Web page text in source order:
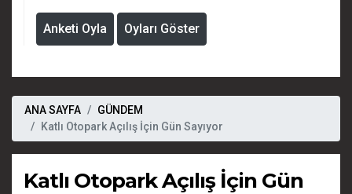
Anketi Oyla Oyları Göster
ANA SAYFA
GÜNDEM
Katlı Otopark Açılış İçin Gün Sayıyor
Katlı Otopark Açılış İçin Gün